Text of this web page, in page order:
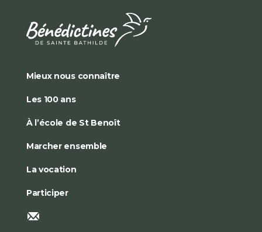
Mieux nous connaître
Les 100 ans
À l’école de St Benoît
Marcher ensemble
La vocation
Participer